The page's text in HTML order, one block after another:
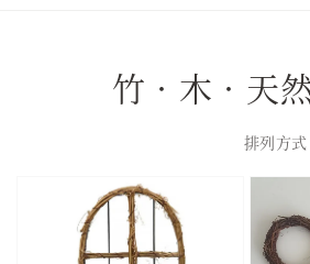
竹．木．天
排列方